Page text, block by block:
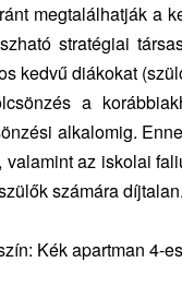
megtalálhatják a
stratégiai
kedvű diákokat
a
alkalomig.
valamint az iskolai
számára díjtalan.
Kék apartman 4-